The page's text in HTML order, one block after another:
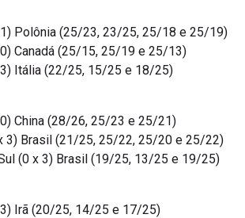
Polônia (25/23, 23/25, 25/18 e 25/19)
Canadá (25/15, 25/19 e 25/13)
Itália (22/25, 15/25 e 18/25)
China (28/26, 25/23 e 25/21)
3) Brasil (21/25, 25/22, 25/20 e 25/22)
(0 x 3) Brasil (19/25, 13/25 e 19/25)
Irã (20/25, 14/25 e 17/25)